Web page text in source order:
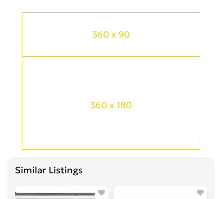
360 x 90
360 x 180
Similar Listings